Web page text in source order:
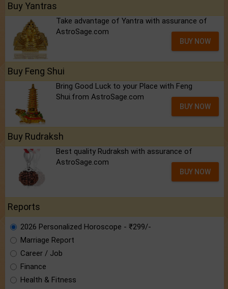
Buy Yantras
Take advantage of Yantra with assurance of
AstroSage.com
BUY NOW
Buy Feng Shui
Bring Good Luck to your Place with Feng
Shui.from AstroSage.com
BUY NOW
Buy Rudraksh
Best quality Rudraksh with assurance of
AstroSage.com
BUY NOW
Reports
2026 Personalized Horoscope - ₹299/-
Marriage Report
Career / Job
Finance
Health & Fitness